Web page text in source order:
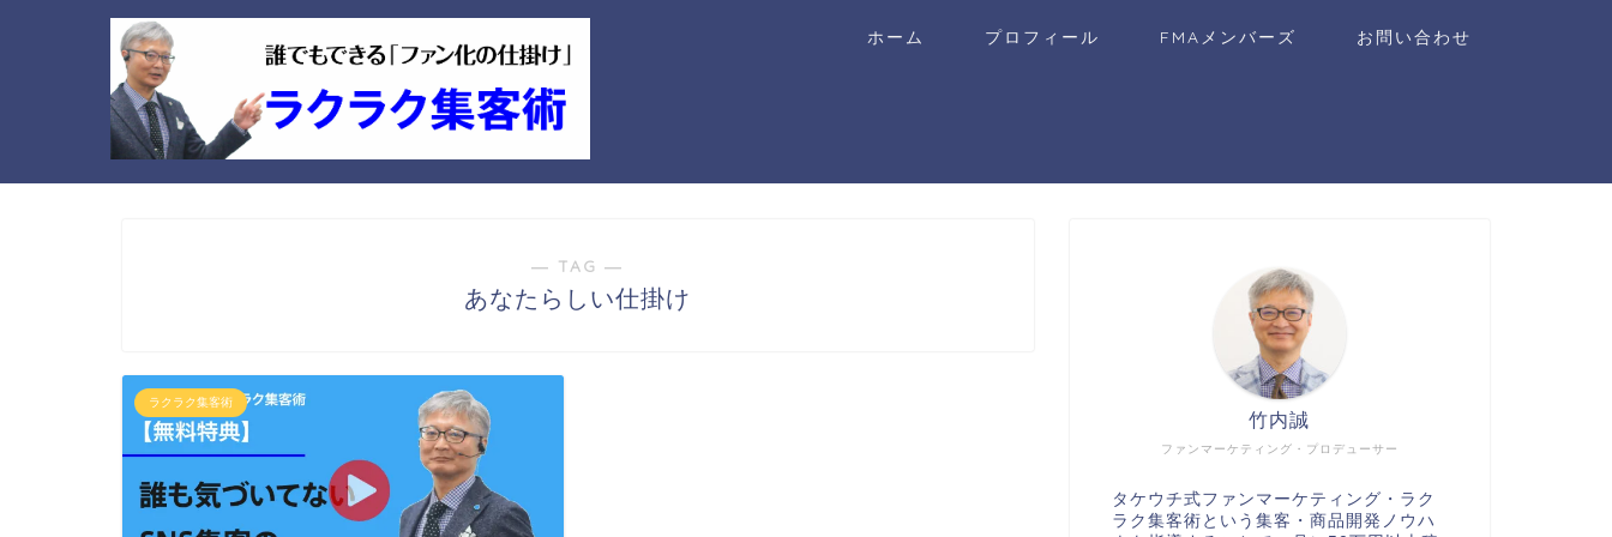
ホーム プロフィール FMAメンバーズ お問い合わせ
― TAG ―
あなたらしい仕掛け
ラクラク集客術
ファンマーケティング・プロデューサー
竹内誠
タケウチ式ファンマーケティング・ラク
ラク集客術という集客・商品開発ノウハ